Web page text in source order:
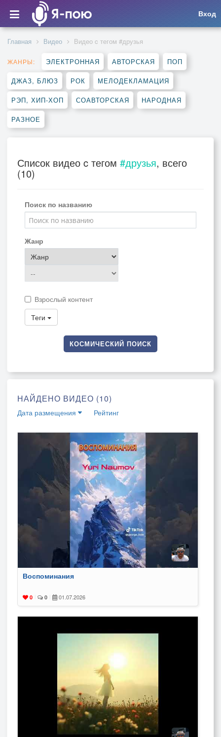
Вход
Главная Видео Видео c тегом #друзья
ЖАНРЫ: ЭЛЕКТРОННАЯ АВТОРСКАЯ ПОП
ДЖАЗ, БЛЮЗ РОК МЕЛОДЕКЛАМАЦИЯ
РЭП, ХИП-ХОП СОАВТОРСКАЯ НАРОДНАЯ
РАЗНОЕ
Список видео c тегом #друзья, всего
(10)
Поиск по названию
Жанр
Взрослый контент
Теги
КОСМИЧЕСКИЙ ПОИСК
НАЙДЕНО ВИДЕО (10)
Дата размещения Рейтинг
Воспоминания
0 0 01.07.2026